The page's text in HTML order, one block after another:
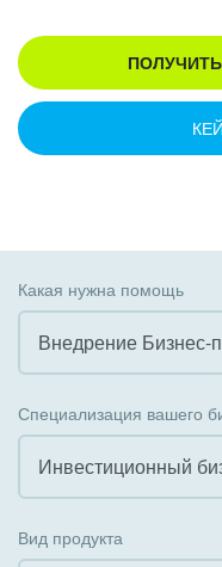
Какая нужна помощь
Внедрение Бизнес-
Внедрение КЭДО
Интеграция с 1С
Специализация вашего
Инвестиционный
Вид продукта